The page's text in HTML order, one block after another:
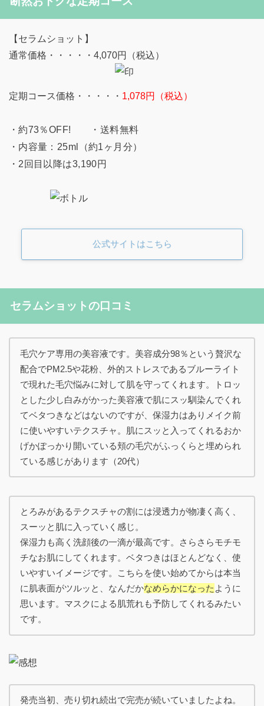
【セラムショット】
通常価格・・・・・4,070円（税込）
定期コース価格・・・・・ 1,078円（税込）
・約73％OFF! ・送料無料
・内容量：25ml（約1ヶ月分）
・2回目以降は3,190円
公式サイトはこちら
セラムショットの口コミ
毛穴ケア専用の美容液です。美容成分98％という贅沢な
配合でPM2.5や花粉、外的ストレスであるブルーライト
で現れた毛穴悩みに対して肌を守ってくれます。トロッ
とした少し白みがかった美容液で肌にスッ馴染んでくれ
てベタつきなどはないのですが、保湿力はありメイク前
に使いやすいテクスチャ。肌にスッと入ってくれるおか
げかぽっかり開いている頬の毛穴がふっくらと埋められ
ている感じがあります（20代）
とろみがあるテクスチャの割には浸透力が物凄く高く、
スーッと肌に入っていく感じ。
保湿力も高く洗顔後の一滴が最高です。さらさらモチモ
チなお肌にしてくれます。ベタつきはほとんどなく、使
いやすいイメージです。こちらを使い始めてからは本当
に肌表面がツルッと、なんだかなめらかになった ように
思います。マスクによる肌荒れも予防してくれるみたい
です。
発売当初、売り切れ続出で完売が続いていましたよね。